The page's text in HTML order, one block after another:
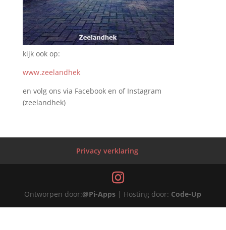
kijk ook op:
www.zeelandhek
en volg ons via Facebook en of Instagram
(zeelandhek)
Privacy verklaring
Ontworpen door:@Pi-Apps | Hosting door: Code-Up